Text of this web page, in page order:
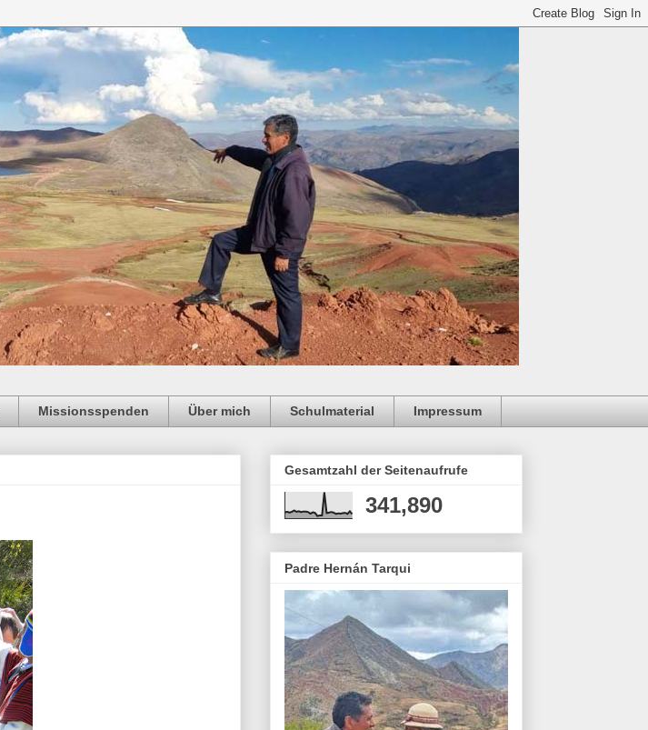
Missionsspenden Über mich Schulmaterial Impressum
Gesamtzahl der Seitenaufrufe
341,890
Padre Hernán Tarqui